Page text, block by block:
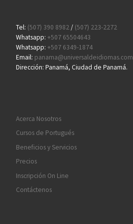
Tel: (507) 390 8982/ (507) 223-2272
Whatsapp: +507 65504643
Whatsapp: +507 6349-1874
Email: panama@universaldeidiomas.com
Dirección: Panamá, Ciudad de Panamá.
Acerca Nosotros
Cursos de Portugués
Beneficios y Servicios
Precios
Inscripción On Line
Contáctenos